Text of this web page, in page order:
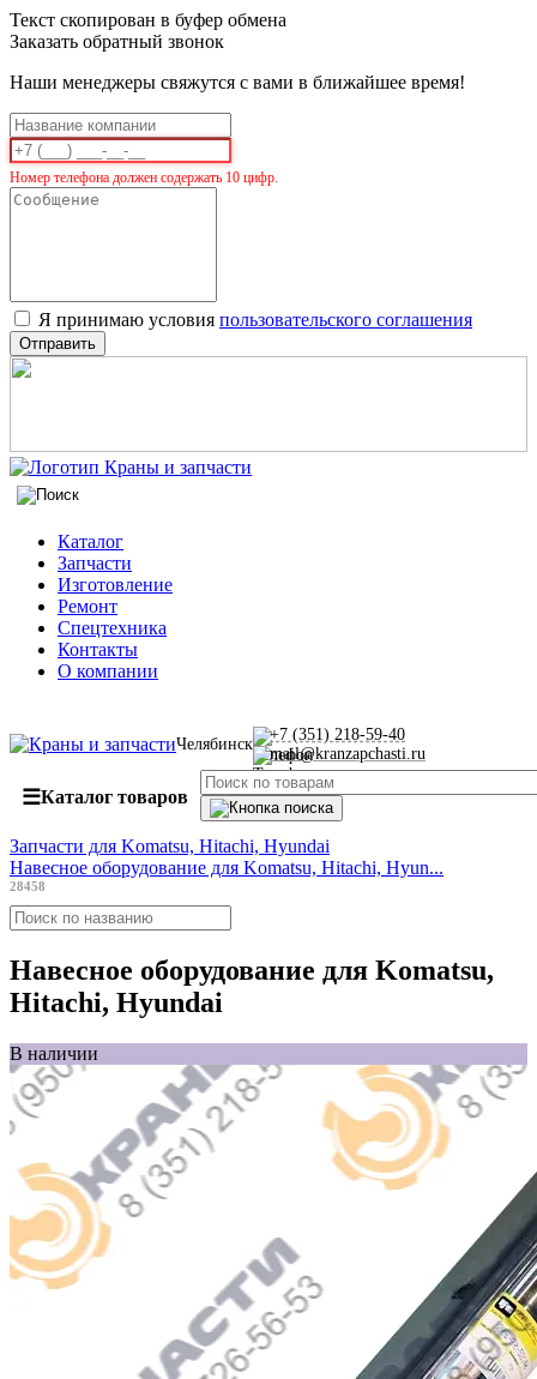
Текст скопирован в буфер обмена
Заказать обратный звонок
Наши менеджеры свяжутся с вами в ближайшее время!
Номер телефона должен содержать 10 цифр.
Я принимаю условия пользовательского соглашения
Отправить
Каталог
Запчасти
Изготовление
Ремонт
Спецтехника
Контакты
О компании
Челябинск
+7 (351) 218-59-40
mail@kranzapchasti.ru
☰Каталог товаров
Запчасти для Komatsu, Hitachi, Hyundai
Навесное оборудование для Komatsu, Hitachi, Hyun...
28458
Навесное оборудование для Komatsu,
Hitachi, Hyundai
В наличии